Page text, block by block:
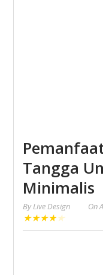
Tangga
Minimalis
ByLive Design On
★★★★★